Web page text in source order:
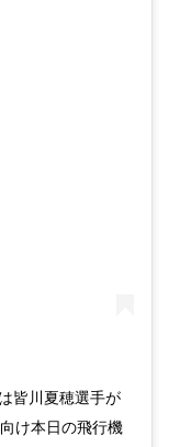
皆川夏穂選手が
け本日の飛行機